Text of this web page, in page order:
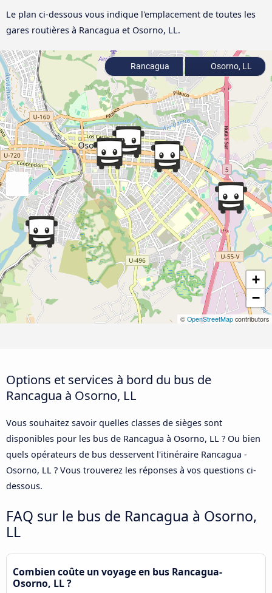
Le plan ci-dessous vous indique l'emplacement de toutes les
gares routières à Rancagua et Osorno, LL.
+
−
© OpenStreetMap contributors
Rancagua Osorno, LL
Options et services à bord du bus de
Rancagua à Osorno, LL
Vous souhaitez savoir quelles classes de sièges sont
disponibles pour les bus de Rancagua à Osorno, LL ? Ou bien
quels opérateurs de bus desservent l'itinéraire Rancagua -
Osorno, LL ? Vous trouverez les réponses à vos questions ci-
dessous.
FAQ sur le bus de Rancagua à Osorno,
LL
Combien coûte un voyage en bus Rancagua-
Osorno, LL ?